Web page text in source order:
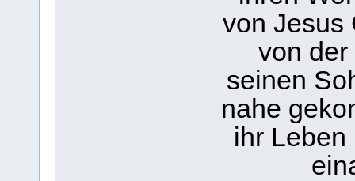
von Jesus
von
seinen
nahe
ihr